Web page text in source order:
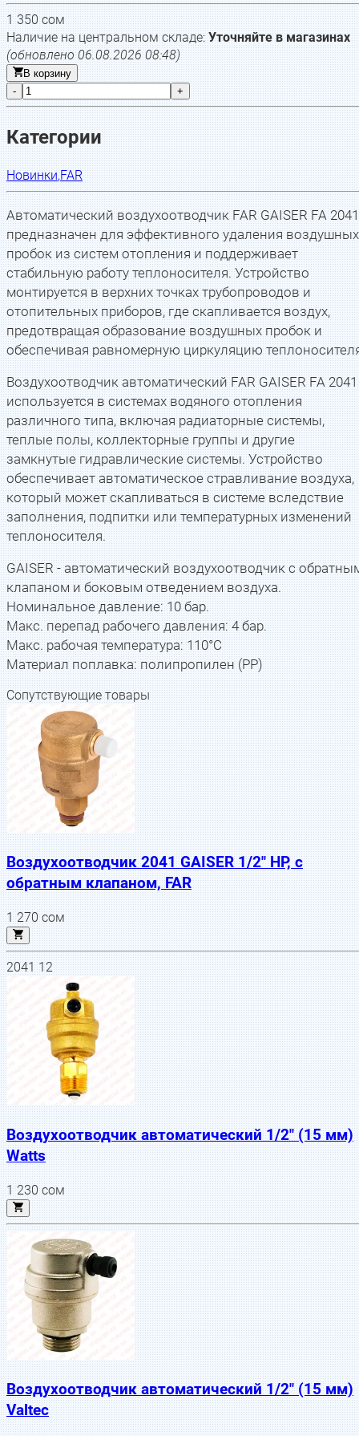
1 350сом
Наличие на центральном складе: Уточняйте в магазинах
(обновлено06.08.2026 08:48)
В корзину
-
+
Категории
Новинки,FAR
Автоматический воздухоотводчик FAR GAISER FA 2041
предназначен для эффективного удаления воздушных
пробок из систем отопления и поддерживает
стабильную работу теплоносителя. Устройство
монтируется в верхних точках трубопроводов и
отопительных приборов, где скапливается воздух,
предотвращая образование воздушных пробок и
обеспечивая равномерную циркуляцию
Воздухоотводчик автоматический FAR GAISER FA 2041
используется в системах водяного отопления
различного типа, включая радиаторные системы,
теплые полы, коллекторные группы и другие
замкнутые гидравлические системы. Устройство
обеспечивает автоматическое стравливание воздуха,
который может скапливаться в системе вследствие
заполнения, подпитки или температурных изменений
теплоносителя.
GAISER - автоматический воздухоотводчик с
клапаном и боковым отведением воздуха.
Номинальное давление: 10 бар.
Макс. перепад рабочего давления: 4 бар.
Макс. рабочая температура: 110°C
Материал поплавка: полипропилен (РР)
Сопутствующие товары
Воздухоотводчик 2041 GAISER 1/2" НР, с
обратным клапаном, FAR
1 270сом
2041 12
Воздухоотводчик автоматический 1/2" (15 мм)
Watts
1 230сом
Воздухоотводчик автоматический 1/2" (15 мм)
Valtec